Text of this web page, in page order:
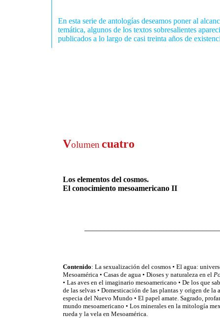
En esta serie de antologías deseamos poner al
temática, algunos de los textos sobresalientes
publicados a lo largo de casi treinta años de
Volumen cuatro
Los elementos del cosmos.
El conocimiento mesoamericano II
Contenido: La sexualización del cosmos • El agua:
Mesoamérica • Casas de agua • Dioses y naturaleza en el
• Las aves en el imaginario mesoamericano • De los que
de las selvas • Domesticación de las plantas y origen de la
especia del Nuevo Mundo • El papel amate. Sagrado,
mundo mesoamericano • Los minerales en la mitología
rueda y la vela en Mesoamérica.